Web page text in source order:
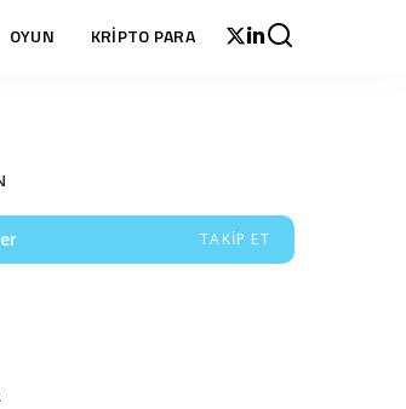
OYUN KRİPTO PARA
TAKIP ET